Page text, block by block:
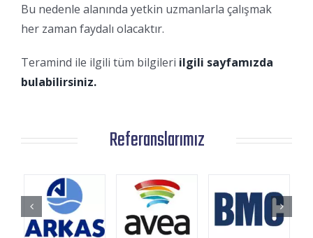
Bu nedenle alanında yetkin uzmanlarla çalışmak
her zaman faydalı olacaktır.
Teramind ile ilgili tüm bilgileri ilgili sayfamızda
bulabilirsiniz.
Referanslarımız